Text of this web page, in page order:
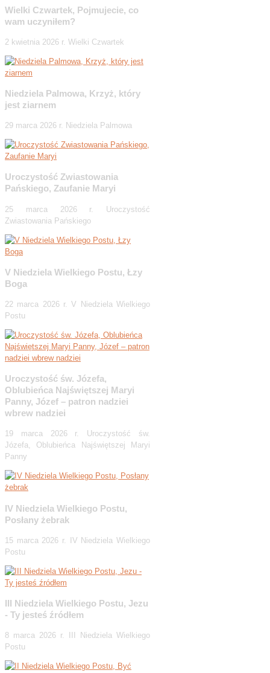
Wielki Czwartek, Pojmujecie, co
wam uczyniłem?
2 kwietnia 2026 r. Wielki Czwartek
Niedziela Palmowa, Krzyż, który
jest ziarnem
29 marca 2026 r. Niedziela Palmowa
Uroczystość Zwiastowania
Pańskiego, Zaufanie Maryi
25 marca 2026 r. Uroczystość
Zwiastowania Pańskiego
V Niedziela Wielkiego Postu, Łzy
Boga
22 marca 2026 r. V Niedziela Wielkiego
Postu
Uroczystość św. Józefa,
Oblubieńca Najświętszej Maryi
Panny, Józef – patron nadziei
wbrew nadziei
19 marca 2026 r. Uroczystość św.
Józefa, Oblubieńca Najświętszej Maryi
Panny
IV Niedziela Wielkiego Postu,
Posłany żebrak
15 marca 2026 r. IV Niedziela Wielkiego
Postu
III Niedziela Wielkiego Postu, Jezu
- Ty jesteś źródłem
8 marca 2026 r. III Niedziela Wielkiego
Postu